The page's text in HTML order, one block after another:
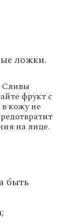
ложки.
Сливы
фрукт с
кожу не
на лице.
быть